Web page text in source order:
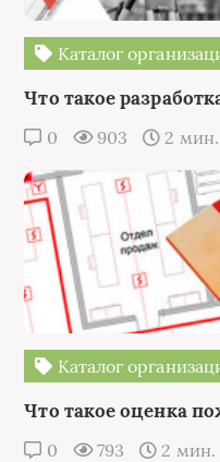
Каталог
Что такое
0 903 2 мин.
Каталог
Что такое оценка
0 793 2 мин.